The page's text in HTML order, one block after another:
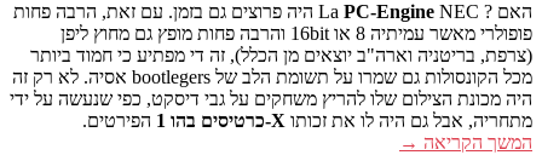
האם ? La PC-Engine
NEC היה פרוצים גם בזמן. עם זאת, הרבה פחות
פופולרי מאשר עמיתיה 8 או 16bit והרבה פחות מופץ גם מחוץ ליפן
(צרפת, בריטניה וארה"ב יוצאים מן הכלל), זה די מפתיע כי חמוד ביותר
מכל הקונסולות גם שמרו על תשומת הלב של bootlegers אסיה. לא רק זה
היה מכונת הצילום שלו להריץ משחקים על גבי דיסקט, כפי שנעשה על ידי
מתחריה, אבל גם היה לו את זכותו X-כרטיסים בהו 1
הפירטים.
המשך הקריאה →